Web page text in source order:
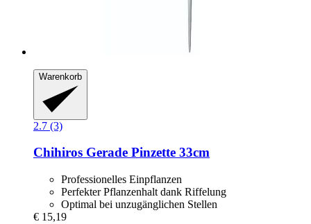
Warenkorb
2.7 (3)
Chihiros Gerade Pinzette 33cm
Professionelles Einpflanzen
Perfekter Pflanzenhalt dank Riffelung
Optimal bei unzugänglichen Stellen
€ 15,19